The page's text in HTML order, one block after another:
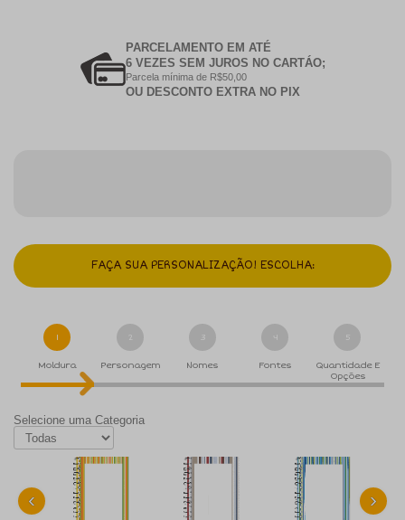
PARCELAMENTO EM ATÉ
6 VEZES SEM JUROS NO CARTÁO;
Parcela mínima de R$50,00
OU DESCONTO EXTRA NO PIX
FAÇA SUA PERSONALIZAÇÃO! ESCOLHA:
1
Moldura
2
Personagem
3
Nomes
4
Fontes
5
Quantidade E
Opções
Selecione uma Categoria
‹ ›